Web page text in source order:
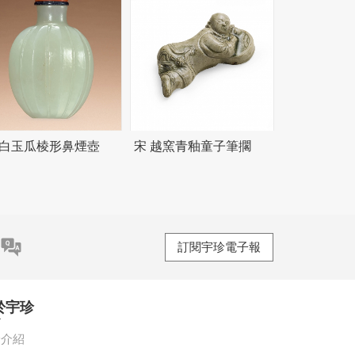
玉瓜棱形鼻煙壺 宋 越窯青釉童子筆擱
訂閱宇珍電子報
宇珍
紹